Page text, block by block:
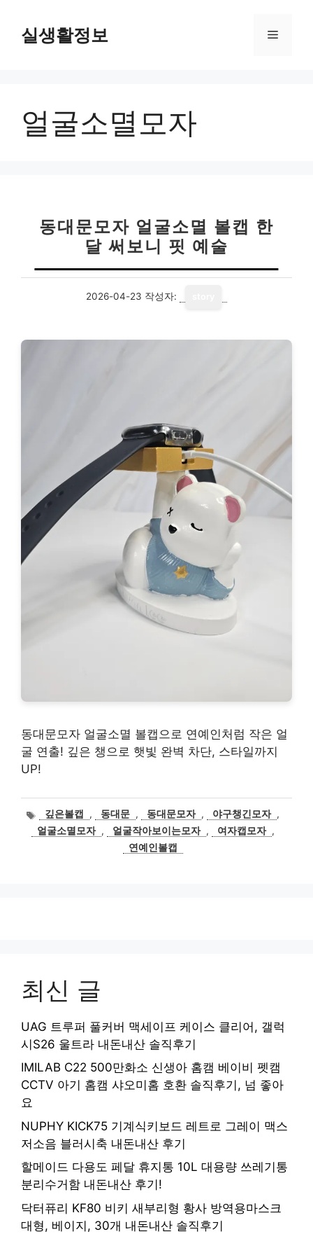
실생활정보 메
얼굴소멸모자
동대문모자 얼굴소멸 볼캡 한
달 써보니 핏 예술
2026-04-23 작성자:
동대문모자 얼굴소멸 볼캡으로 연예인처럼 작은 얼
굴 연출! 깊은 챙으로 햇빛 완벽 차단, 스타일까지
UP!
태
그
깊은볼캡 , 동대문 , 동대문모자 , 야구챙긴모자 ,
얼굴소멸모자 , 얼굴작아보이는모자 , 여자캡모자 ,
연예인볼캡
최신 글
UAG 트루퍼 풀커버 맥세이프 케이스 클리어, 갤럭
시S26 울트라 내돈내산 솔직후기
IMILAB C22 500만화소 신생아 홈캠 베이비 펫캠
CCTV 아기 홈캠 샤오미홈 호환 솔직후기, 넘 좋아
요
NUPHY KICK75 기계식키보드 레트로 그레이 맥스
저소음 블러시축 내돈내산 후기
할메이드 다용도 페달 휴지통 10L 대용량 쓰레기통
분리수거함 내돈내산 후기!
닥터퓨리 KF80 비키 새부리형 황사 방역용마스크
대형, 베이지, 30개 내돈내산 솔직후기